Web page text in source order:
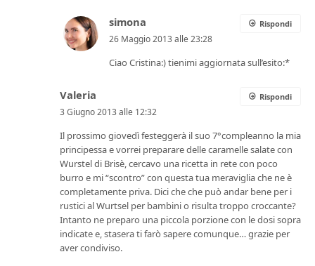
simona
26 Maggio 2013 alle 23:28
Ciao Cristina:) tienimi aggiornata sull’esito:*
Rispondi
Valeria
3 Giugno 2013 alle 12:32
Il prossimo giovedì festeggerà il suo 7°compleanno la mia
principessa e vorrei preparare delle caramelle salate con
Wurstel di Brisè, cercavo una ricetta in rete con poco
burro e mi “scontro” con questa tua meraviglia che ne è
completamente priva. Dici che che può andar bene per i
rustici al Wurtsel per bambini o risulta troppo croccante?
Intanto ne preparo una piccola porzione con le dosi sopra
indicate e, stasera ti farò sapere comunque… grazie per
aver condiviso.
Rispondi